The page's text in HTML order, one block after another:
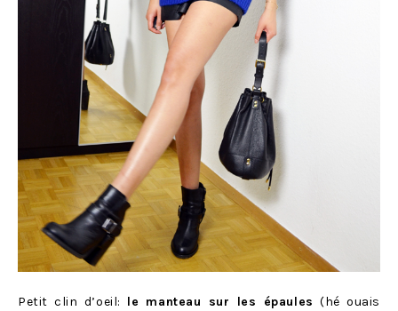
Petit clin d’oeil: le manteau sur les épaules (hé ouais